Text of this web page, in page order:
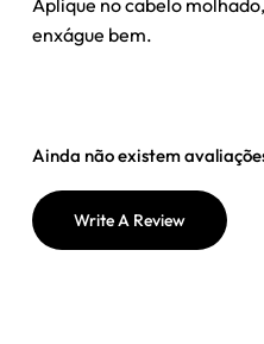
enxágue bem.
Ainda não existem
Write A Review